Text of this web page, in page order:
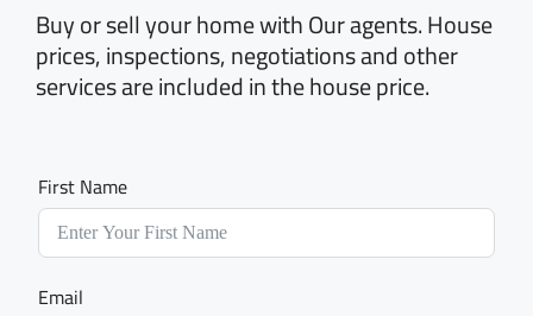
Buy or sell your home with Our agents. House
prices, inspections, negotiations and other
services are included in the house price.
First Name
Email